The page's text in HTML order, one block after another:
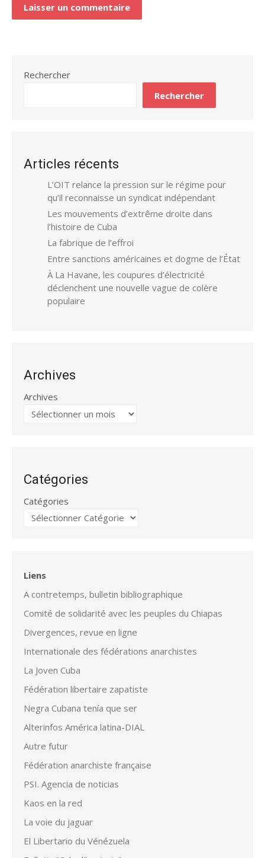
Rechercher
Rechercher
Articles récents
L’OIT relance la pression sur le régime pour
qu’il reconnaisse un syndicat indépendant
Les mouvements d’extrême droite dans
l’histoire de Cuba
La fabrique de l’effroi
Entre sanctions américaines et dogme de l’État
À La Havane, les coupures d’électricité
déclenchent une nouvelle vague de colère
populaire
Archives
Archives
Catégories
Catégories
Liens
A contretemps, bulletin bibliographique
Comité de solidarité avec les peuples du Chiapas
Divergences, revue en ligne
Internationale des fédérations anarchistes
La Joven Cuba
Fédération libertaire zapatiste
Negra Cubana tenía que ser
Alterinfos América latina-DIAL
Autre futur
Fédération anarchiste française
PSI. Agencia de noticias
Kaos en la red
La voie du jaguar
El Libertario du Vénézuela